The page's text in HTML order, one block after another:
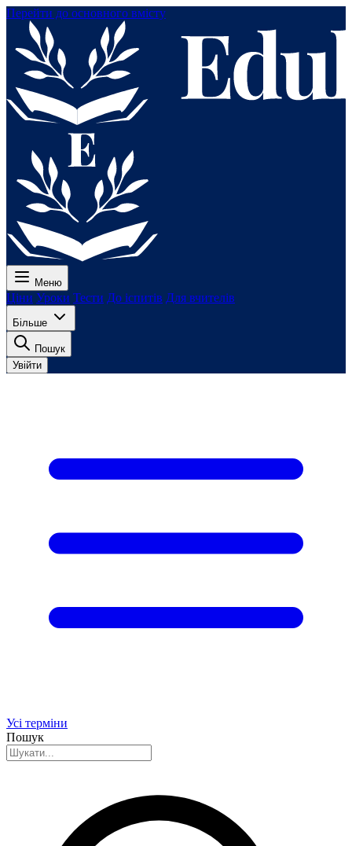
Перейти до основного вмісту
Меню
Ціни Уроки Тести До іспитів Для вчителів
Більше
Пошук
Увійти
Усі терміни
Пошук